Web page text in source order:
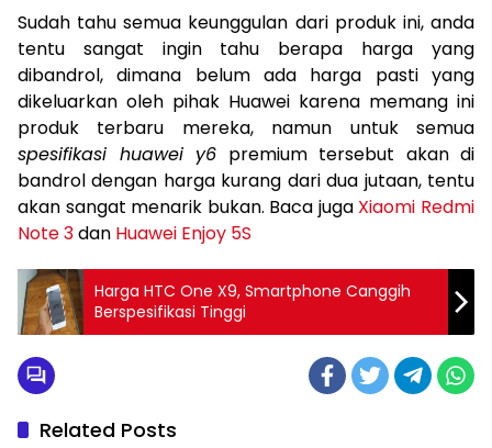
Sudah tahu semua keunggulan dari produk ini, anda
tentu sangat ingin tahu berapa harga yang
dibandrol, dimana belum ada harga pasti yang
dikeluarkan oleh pihak Huawei karena memang ini
produk terbaru mereka, namun untuk semua
spesifikasi huawei y6 premium tersebut akan di
bandrol dengan harga kurang dari dua jutaan, tentu
akan sangat menarik bukan. Baca juga Xiaomi Redmi
Note 3dan Huawei Enjoy 5S
Harga HTC One X9, Smartphone Canggih
Berspesifikasi Tinggi
Related Posts